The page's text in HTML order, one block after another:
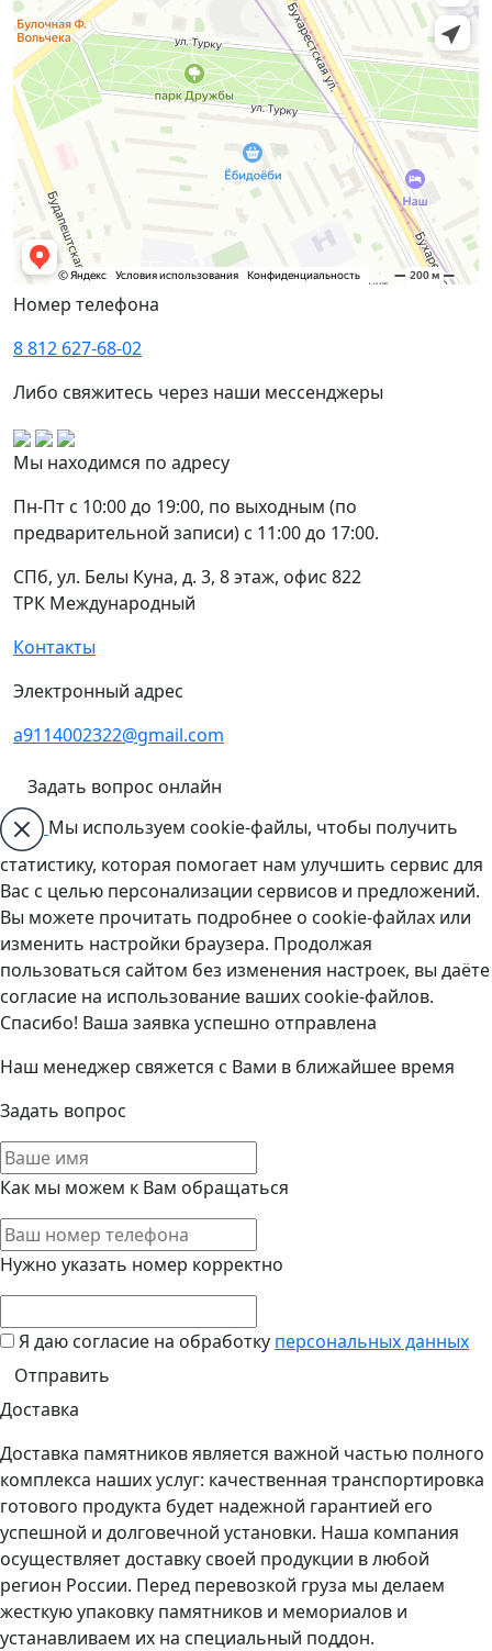
Номер телефона
8 812 627-68-02
Либо свяжитесь через наши мессенджеры
Мы находимся по адресу
Пн-Пт с 10:00 до 19:00, по выходным (по
предварительной записи) с 11:00 до 17:00.
СПб, ул. Белы Куна, д. 3, 8 этаж, офис 822
ТРК Международный
Контакты
Электронный адрес
a9114002322@gmail.com
Задать вопрос онлайн
Мы используем cookie-файлы, чтобы получить
статистику, которая помогает нам улучшить сервис для
Вас с целью персонализации сервисов и предложений.
Вы можете прочитать подробнее о cookie-файлах или
изменить настройки браузера. Продолжая
пользоваться сайтом без изменения настроек, вы даёте
согласие на использование ваших cookie-файлов.
Спасибо! Ваша заявка успешно отправлена
Наш менеджер свяжется с Вами в ближайшее время
Задать вопрос
Как мы можем к Вам обращаться
Нужно указать номер корректно
Я даю согласие на обработку персональных данных
Доставка
Доставка памятников является важной частью полного
комплекса наших услуг: качественная транспортировка
готового продукта будет надежной гарантией его
успешной и долговечной установки. Наша компания
осуществляет доставку своей продукции в любой
регион России. Перед перевозкой груза мы делаем
жесткую упаковку памятников и мемориалов и
устанавливаем их на специальный поддон.